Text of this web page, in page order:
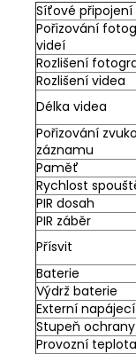
Síťové připojení
Pořizování
videí
Rozlišení
Rozlišení videa
Délka videa
Pořizování
záznamu
Paměť
Rychlost
PIR dosah
PIR záběr
Přísvit
Baterie
Výdrž baterie
Externí
Stupeň ochrany
Provozní teplota